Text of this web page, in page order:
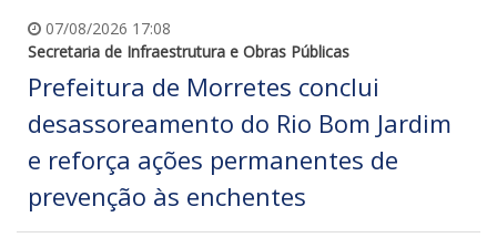
07/08/2026 17:08
Secretaria de Infraestrutura e Obras Públicas
Prefeitura de Morretes conclui
desassoreamento do Rio Bom Jardim
e reforça ações permanentes de
prevenção às enchentes